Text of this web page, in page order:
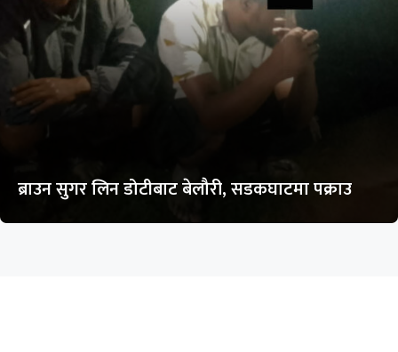
ब्राउन सुगर लिन डोटीबाट बेलौरी, सडकघाटमा पक्राउ